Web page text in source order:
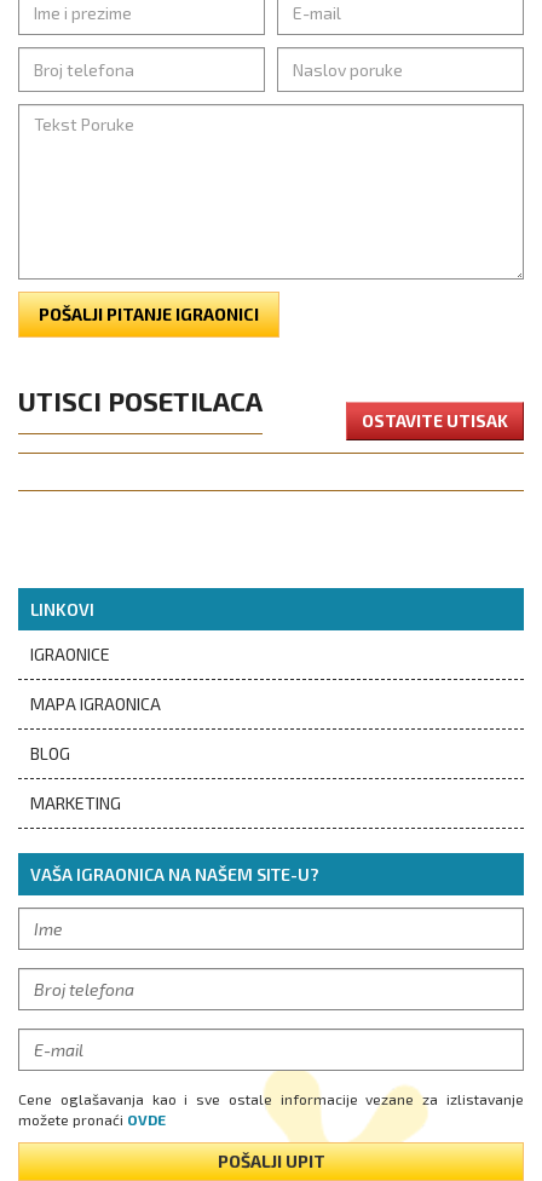
POŠALJI PITANJE IGRAONICI
UTISCI POSETILACA
OSTAVITE UTISAK
LINKOVI
IGRAONICE
MAPA IGRAONICA
BLOG
MARKETING
VAŠA IGRAONICA NA NAŠEM SITE-U?
Cene oglašavanja kao i sve ostale informacije vezane za izlistavanje
možete pronaći OVDE
POŠALJI UPIT